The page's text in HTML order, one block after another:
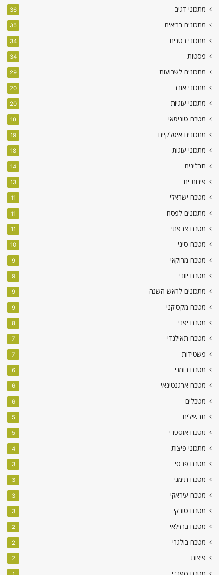
מתכוני דגים 36
מתכונים בריאים 35
מתכוני רטבים 34
פסטות 34
מתכונים לשבועות 29
מתכוני אורז 20
מתכוני עוגיות 20
מטבח טוניסאי 19
מתכונים איטלקיים 19
מתכוני עוגות 18
תבלינים 14
פירות ים 13
מטבח ישראלי 11
מתכונים לפסח 11
מטבח צרפתי 11
מטבח סיני 10
מטבח מרוקאי 9
מטבח יווני 9
מתכונים לראש השנה 9
מטבח מקסיקני 9
מטבח יפני 8
מטבח תאילנדי 7
פשטידות 7
מטבח רומני 6
מטבח ארגנטינאי 6
מטבלים 6
תבשילים 5
מטבח אוסטרי 5
מתכוני פיצות 4
מטבח פרסי 3
מטבח תימני 3
מטבח עיראקי 3
מטבח טורקי 3
מטבח ברזילאי 2
מטבח בולגרי 2
פיצות 2